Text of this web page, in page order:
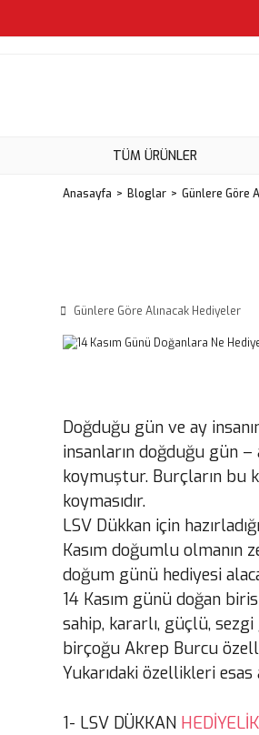
TÜM ÜRÜNLER
Anasayfa Bloglar Günlere Göre
Günlere Göre Alınacak Hediyeler
Doğduğu gün ve ay
insanların doğduğu gün
koymuştur. Burçların bu
koymasıdır.
LSV Dükkan için
Kasım doğumlu olmanın
doğum günü hediyesi
14 Kasım günü doğan
sahip, kararlı, güçlü,
birçoğu Akrep Burcu
Yukarıdaki özellikleri esas
1- LSV DÜKKAN